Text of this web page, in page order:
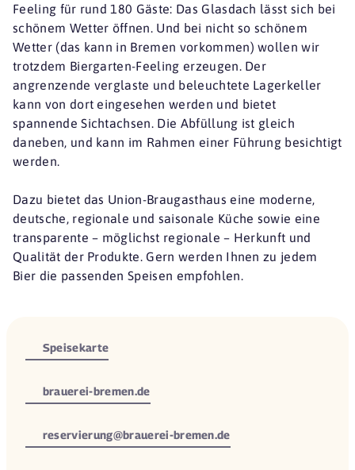
Feeling für rund 180 Gäste: Das Glasdach lässt sich bei
schönem Wetter öffnen. Und bei nicht so schönem
Wetter (das kann in Bremen vorkommen) wollen wir
trotzdem Biergarten-Feeling erzeugen. Der
angrenzende verglaste und beleuchtete Lagerkeller
kann von dort eingesehen werden und bietet
spannende Sichtachsen. Die Abfüllung ist gleich
daneben, und kann im Rahmen einer Führung besichtigt
werden.
Dazu bietet das Union-Braugasthaus eine moderne,
deutsche, regionale und saisonale Küche sowie eine
transparente – möglichst regionale – Herkunft und
Qualität der Produkte. Gern werden Ihnen zu jedem
Bier die passenden Speisen empfohlen.
Speisekarte
brauerei-bremen.de
reservierung@brauerei-bremen.de